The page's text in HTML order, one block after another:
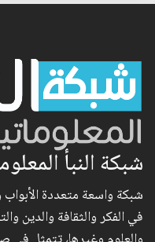
شبكة النبأ
شبكة واسعة متعددة
في الفكر والثقافة والدين